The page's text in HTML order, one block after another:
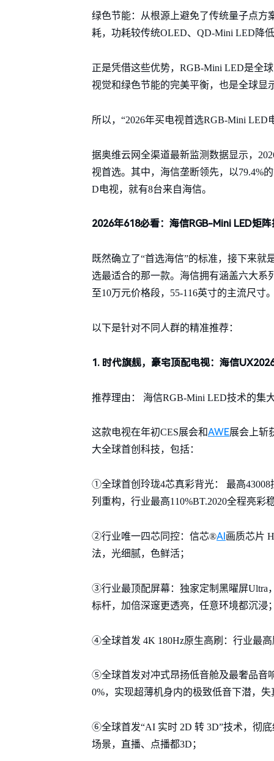
绿色节能：从根源上避免了传统量子点方
耗，功耗较传统OLED、QD-Mini LED降
正是凭借这些优势，RGB-Mini LED是全
视觉和绿色节能的完美平衡，也是全球显
所以，“2026年买电视首选RGB-Mini
据奥维云网全渠道最新监测数据显示，
视首选。其中，海信垄断领先，以79.4%
D电视，就有8台来自海信。
2026年618必看：海信RGB-Mini LED矩阵
既然确立了“首选海信”的标准，接下来
选最适合的那一款。海信拥有涵盖六大系
至10万元价格段，55-116英寸的主流尺寸
以下是针对不同人群的精准推荐：
1. 时代旗舰，豪宅顶配电视：海信
推荐理由： 海信RGB-Mini LED技术的集
这款电视在年初CES展会和AWE展会上斩
大全球首创科技，包括：
①全球首创玲珑4芯真彩背光： 最高43008
列重构，行业最高110%BT.2020全程亮彩
②行业唯一四芯同控：信芯®AI画质芯片
法，光细腻，色鲜活；
③行业最顶配屏幕：独家定制黑曜屏Ultra
标杆，加倍深邃更透亮，任意环境都沉浸
④全球首发 4K 180Hz原生高刷：行业最
⑤全球首发对冲式昂扬低音舱及最奢品音
0%，实现超薄机身内的极致低音下潜，失
⑥全球首发“AI 实时 2D 转 3D”技术，彻
场景，直播、点播都3D；